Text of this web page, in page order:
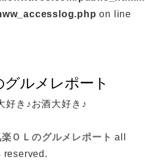
on line
好き♪お酒大好き♪
ＯＬのグルメレポート all
reserved.